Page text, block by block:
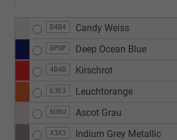
B4B4 Candy Weiss
0P0P Deep Ocean Blue
4B4B Kirschrot
E3E3 Leuchtorange
6U6U Ascot Grau
X3X3 Indium Grey Metallic